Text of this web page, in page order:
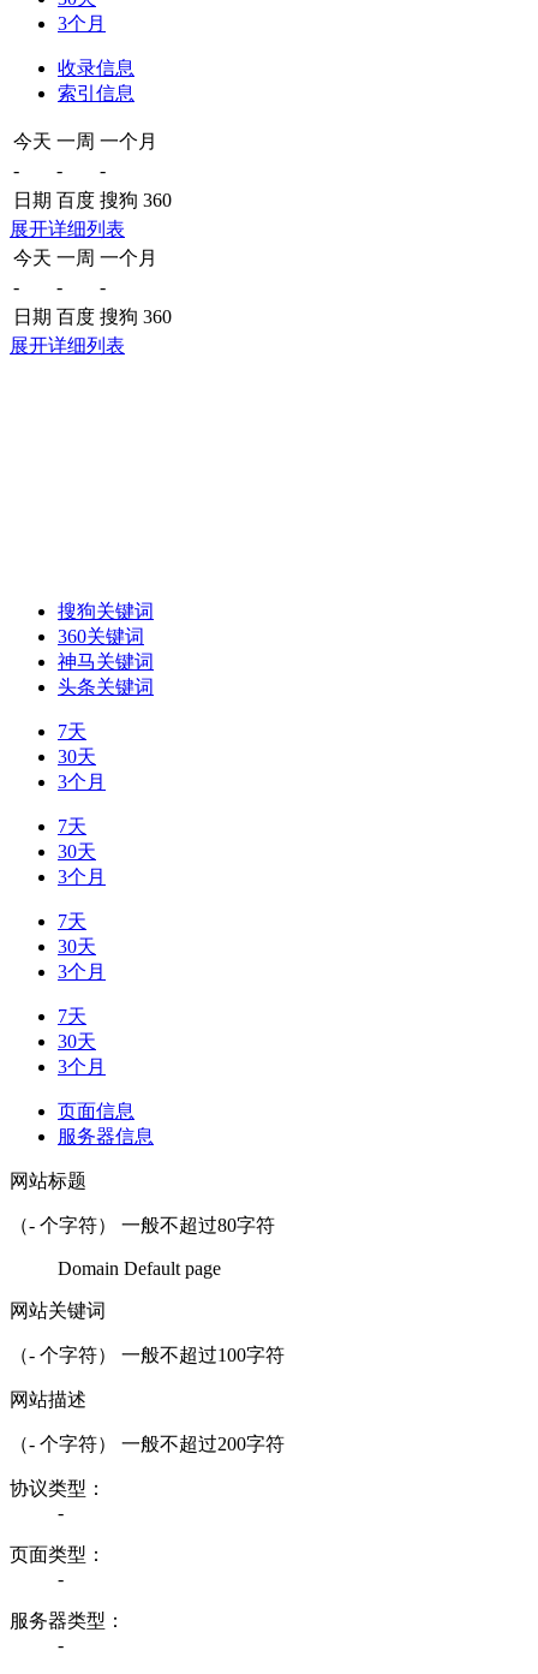
3个月
收录信息
索引信息
今天 一周 一个月
-
-
-
日期 百度 搜狗 360
展开详细列表
今天 一周 一个月
-
-
-
日期 百度 搜狗 360
展开详细列表
搜狗关键词
360关键词
神马关键词
头条关键词
7天
30天
3个月
7天
30天
3个月
7天
30天
3个月
7天
30天
3个月
页面信息
服务器信息
网站标题
（- 个字符） 一般不超过80字符
Domain Default page
网站关键词
（- 个字符） 一般不超过100字符
网站描述
（- 个字符） 一般不超过200字符
协议类型：
-
页面类型：
-
服务器类型：
-